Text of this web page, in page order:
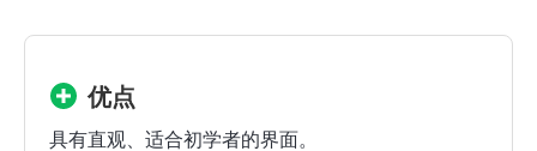
优点
具有直观、适合初学者的界面。